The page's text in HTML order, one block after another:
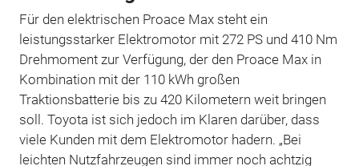
Für den elektrischen Proace Max steht ein
leistungsstarker Elektromotor mit 272 PS und 410 Nm
Drehmoment zur Verfügung, der den Proace Max in
Kombination mit der 110 kWh großen
Traktionsbatterie bis zu 420 Kilometern weit bringen
soll. Toyota ist sich jedoch im Klaren darüber, dass
viele Kunden mit dem Elektromotor hadern. „Bei
leichten Nutzfahrzeugen sind immer noch achtzig